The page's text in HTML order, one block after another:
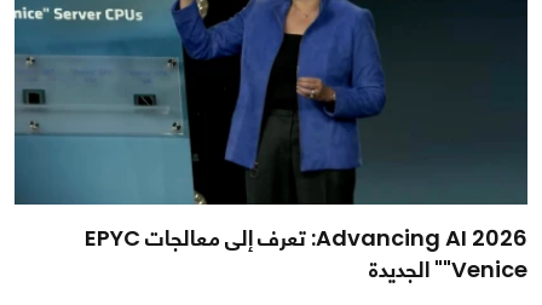
Advancing AI 2026: تعرف إلى معالجات EPYC
"Venice" الجديدة